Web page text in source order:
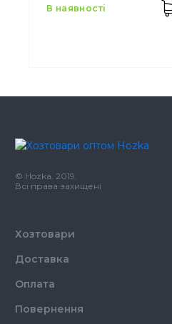
Кількість в упаковці
Тип
в наявності
© Hozka. 2019.
Всі права захищені
Хозтовари
Доставка
Оплата
Повернення